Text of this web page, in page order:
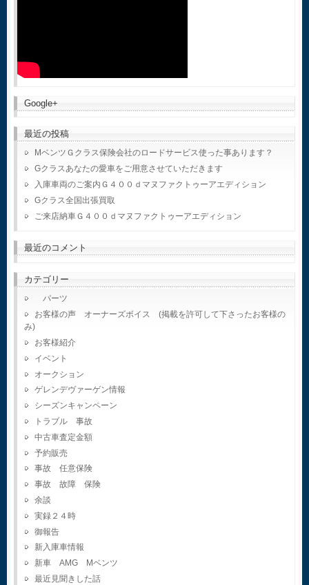
Google+
最近の投稿
MベンツＧクラス保険会社のロードサービス使った事あります？
Gクラスあなたの愛車をご用意させていただきます
入庫車両のご案内Ｇ４００ｄマヌファクトゥーアエディション
Gクラス全国出張買取
ご来店納車Ｇ４００ｄマヌファクトゥーアエディション
最近のコメント
カテゴリー
パーツ
お客様の声 オーナーズボイス (掲載を許可して下さったお客様の
み)
お客様紹介
イベント
オークション
ゲレンデヴァーゲン情報
シーズンキャンペーン
トラブル 事故
中古車査定金額
予約販売
事故 任意保険
事故 故障 保険
余談
実録２４時
御報告
新入庫車情報
新車 AMG Mベンツ
最近見聞きした話